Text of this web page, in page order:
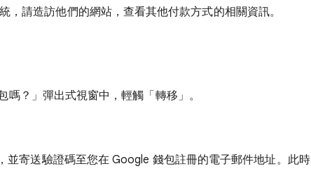
，請造訪他們的網站，查看其他付款方式的相關資訊。
？」彈出式視窗中，輕觸「轉移」 。
並寄送驗證碼至您在 Google 錢包註冊的電子郵件地址。此時